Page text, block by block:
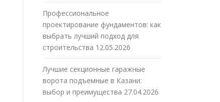
Профессиональное
проектирование фундаментов: как
выбрать лучший подход для
строительства 12.05.2026
Лучшие секционные гаражные
ворота подъемные в Казани:
выбор и преимущества 27.04.2026